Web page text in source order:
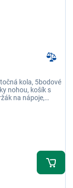
kola, 5bodové
nohou, košík s
na nápoje,